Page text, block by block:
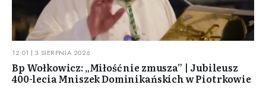
12:01 | 3 SIERPNIA 2026
Bp Wołkowicz: „Miłość nie zmusza” | Jubileusz
400-lecia Mniszek Dominikańskich w Piotrkowie